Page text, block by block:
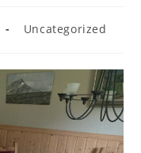
Post
Uncategorized